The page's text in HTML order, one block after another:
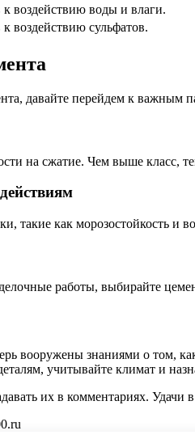
к воздействию воды и влаги.
воздействию сульфатов.
давайте перейдем к важным
на сжатие. Чем выше
такие как морозостойкость
работы, выбирайте
вооружены знаниями о том,
учитывайте климат и
их в комментариях. Удачи